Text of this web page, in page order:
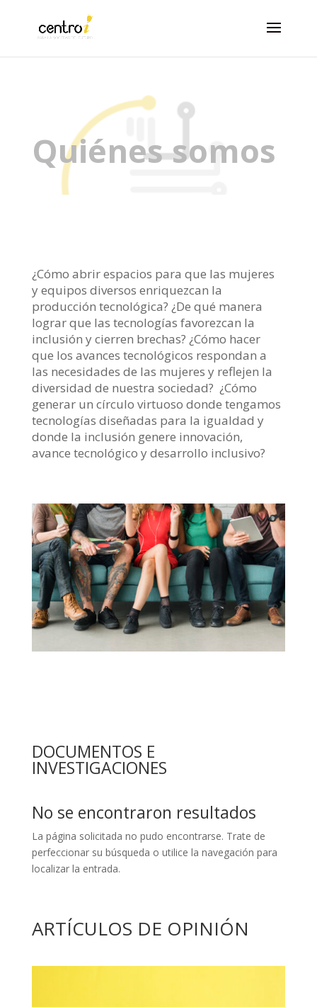
Quiénes somos
¿Cómo abrir espacios para que las mujeres
y equipos diversos enriquezcan la
producción tecnológica? ¿De qué manera
lograr que las tecnologías favorezcan la
inclusión y cierren brechas? ¿Cómo hacer
que los avances tecnológicos respondan a
las necesidades de las mujeres y reflejen la
diversidad de nuestra sociedad? ¿Cómo
generar un círculo virtuoso donde tengamos
tecnologías diseñadas para la igualdad y
donde la inclusión genere innovación,
avance tecnológico y desarrollo inclusivo?
DOCUMENTOS E
INVESTIGACIONES
No se encontraron resultados
La página solicitada no pudo encontrarse. Trate de
perfeccionar su búsqueda o utilice la navegación para
localizar la entrada.
ARTÍCULOS DE OPINIÓN